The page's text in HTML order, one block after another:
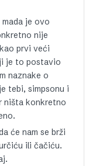
je ovo
nije
prvi veći
je to postavio
naznake o
tebi, simpsonu i
ništa konkretno
će nam se brži
ili čačiću.